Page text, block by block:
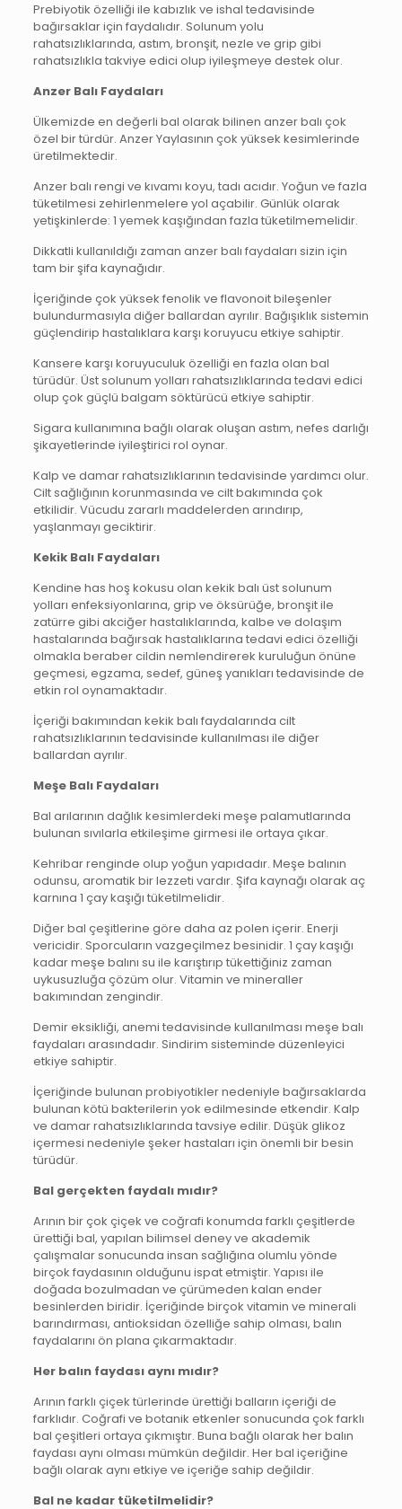
Prebiyotik özelliği ile kabızlık ve ishal tedavisinde
bağırsaklar için faydalıdır. Solunum yolu
rahatsızlıklarında, astım, bronşit, nezle ve grip gibi
rahatsızlıkla takviye edici olup iyileşmeye destek olur.
Anzer Balı Faydaları
Ülkemizde en değerli bal olarak bilinen anzer balı çok
özel bir türdür. Anzer Yaylasının çok yüksek kesimlerinde
üretilmektedir.
Anzer balı rengi ve kıvamı koyu, tadı acıdır. Yoğun ve fazla
tüketilmesi zehirlenmelere yol açabilir. Günlük olarak
yetişkinlerde: 1 yemek kaşığından fazla tüketilmemelidir.
Dikkatli kullanıldığı zaman anzer balı faydaları sizin için
tam bir şifa kaynağıdır.
İçeriğinde çok yüksek fenolik ve flavonoit bileşenler
bulundurmasıyla diğer ballardan ayrılır. Bağışıklık sistemin
güçlendirip hastalıklara karşı koruyucu etkiye sahiptir.
Kansere karşı koruyuculuk özelliği en fazla olan bal
türüdür. Üst solunum yolları rahatsızlıklarında tedavi edici
olup çok güçlü balgam söktürücü etkiye sahiptir.
Sigara kullanımına bağlı olarak oluşan astım, nefes darlığı
şikayetlerinde iyileştirici rol oynar.
Kalp ve damar rahatsızlıklarının tedavisinde yardımcı olur.
Cilt sağlığının korunmasında ve cilt bakımında çok
etkilidir. Vücudu zararlı maddelerden arındırıp,
yaşlanmayı geciktirir.
Kekik Balı Faydaları
Kendine has hoş kokusu olan kekik balı üst solunum
yolları enfeksiyonlarına, grip ve öksürüğe, bronşit ile
zatürre gibi akciğer hastalıklarında, kalbe ve dolaşım
hastalarında bağırsak hastalıklarına tedavi edici özelliği
olmakla beraber cildin nemlendirerek kuruluğun önüne
geçmesi, egzama, sedef, güneş yanıkları tedavisinde de
etkin rol oynamaktadır.
İçeriği bakımından kekik balı faydalarında cilt
rahatsızlıklarının tedavisinde kullanılması ile diğer
ballardan ayrılır.
Meşe Balı Faydaları
Bal arılarının dağlık kesimlerdeki meşe palamutlarında
bulunan sıvılarla etkileşime girmesi ile ortaya çıkar.
Kehribar renginde olup yoğun yapıdadır. Meşe balının
odunsu, aromatik bir lezzeti vardır. Şifa kaynağı olarak aç
karnına 1 çay kaşığı tüketilmelidir.
Diğer bal çeşitlerine göre daha az polen içerir. Enerji
vericidir. Sporcuların vazgeçilmez besinidir. 1 çay kaşığı
kadar meşe balını su ile karıştırıp tükettiğiniz zaman
uykusuzluğa çözüm olur. Vitamin ve mineraller
bakımından zengindir.
Demir eksikliği, anemi tedavisinde kullanılması meşe balı
faydaları arasındadır. Sindirim sisteminde düzenleyici
etkiye sahiptir.
İçeriğinde bulunan probiyotikler nedeniyle bağırsaklarda
bulunan kötü bakterilerin yok edilmesinde etkendir. Kalp
ve damar rahatsızlıklarında tavsiye edilir. Düşük glikoz
içermesi nedeniyle şeker hastaları için önemli bir besin
türüdür.
Bal gerçekten faydalı mıdır?
Arının bir çok çiçek ve coğrafi konumda farklı çeşitlerde
ürettiği bal, yapılan bilimsel deney ve akademik
çalışmalar sonucunda insan sağlığına olumlu yönde
birçok faydasının olduğunu ispat etmiştir. Yapısı ile
doğada bozulmadan ve çürümeden kalan ender
besinlerden biridir. İçeriğinde birçok vitamin ve minerali
barındırması, antioksidan özelliğe sahip olması, balın
faydalarını ön plana çıkarmaktadır.
Her balın faydası aynı mıdır?
Arının farklı çiçek türlerinde ürettiği balların içeriği de
farklıdır. Coğrafi ve botanik etkenler sonucunda çok farklı
bal çeşitleri ortaya çıkmıştır. Buna bağlı olarak her balın
faydası aynı olması mümkün değildir. Her bal içeriğine
bağlı olarak aynı etkiye ve içeriğe sahip değildir.
Bal ne kadar tüketilmelidir?